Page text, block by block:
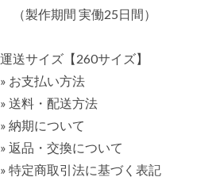
（製作期間 実働25日間）
運送サイズ【260サイズ】
» お支払い方法
» 送料・配送方法
» 納期について
» 返品・交換について
» 特定商取引法に基づく表記